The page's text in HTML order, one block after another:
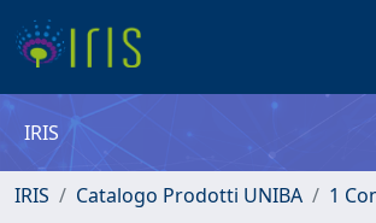
IRIS
IRIS Catalogo Prodotti UNIBA 1